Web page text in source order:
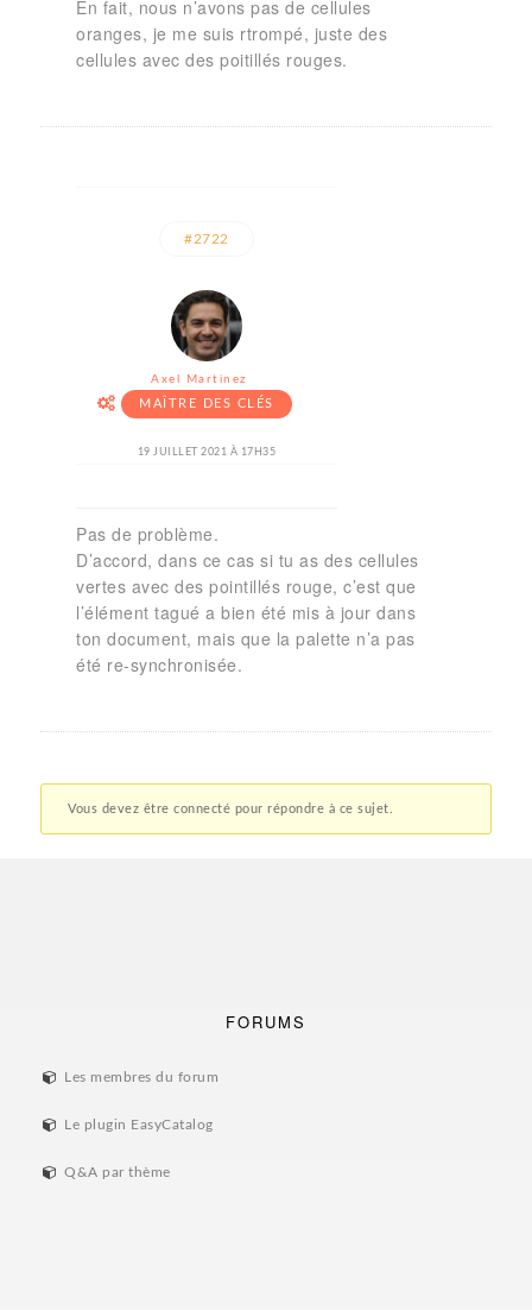
En fait, nous n’avons pas de cellules
oranges, je me suis rtrompé, juste des
cellules avec des poitillés rouges.
#2722
Axel Martinez
MAÎTRE DES CLÉS
19 JUILLET 2021 À 17H35
Pas de problème.
D’accord, dans ce cas si tu as des cellules
vertes avec des pointillés rouge, c’est que
l’élément tagué a bien été mis à jour dans
ton document, mais que la palette n’a pas
été re-synchronisée.
Vous devez être connecté pour répondre à ce sujet.
FORUMS
Les membres du forum
Le plugin EasyCatalog
Q&A par thème